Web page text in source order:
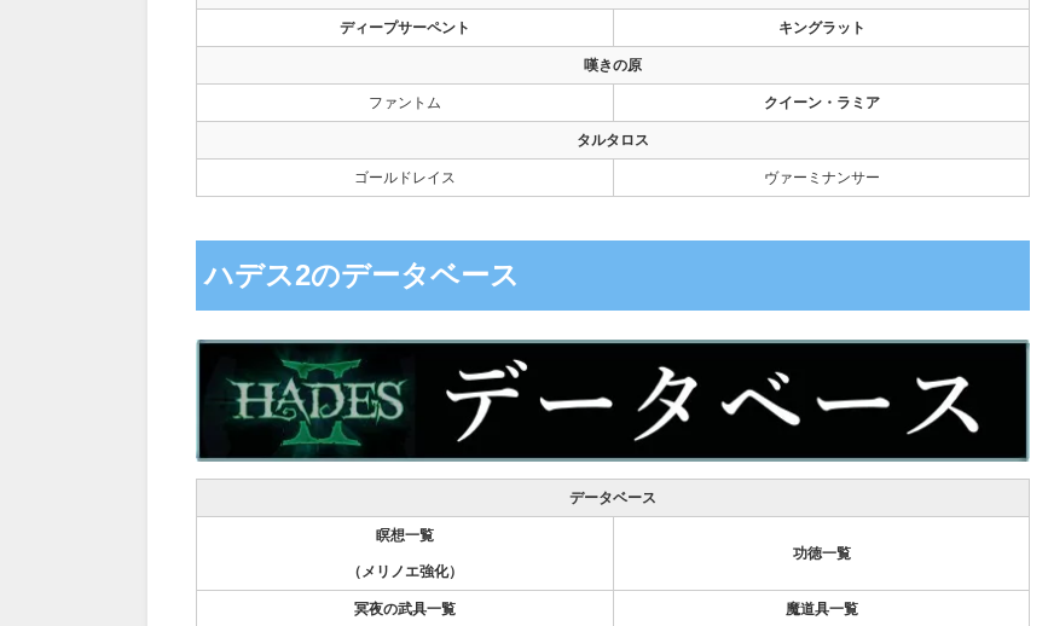
ディープサーペント キングラット
嘆きの原
ファントム クイーン・ラミア
タルタロス
ゴールドレイス ヴァーミナンサー
ハデス2のデータベース
データベース
瞑想一覧
（メリノエ強化）
功徳一覧
冥夜の武具一覧 魔道具一覧